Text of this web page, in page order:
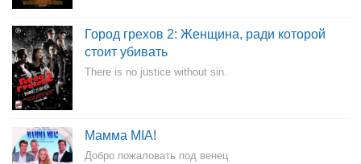
Город грехов 2: Женщина, ради которой
стоит убивать
There is no justice without sin.
Мамма MIA!
Добро пожаловать под венец